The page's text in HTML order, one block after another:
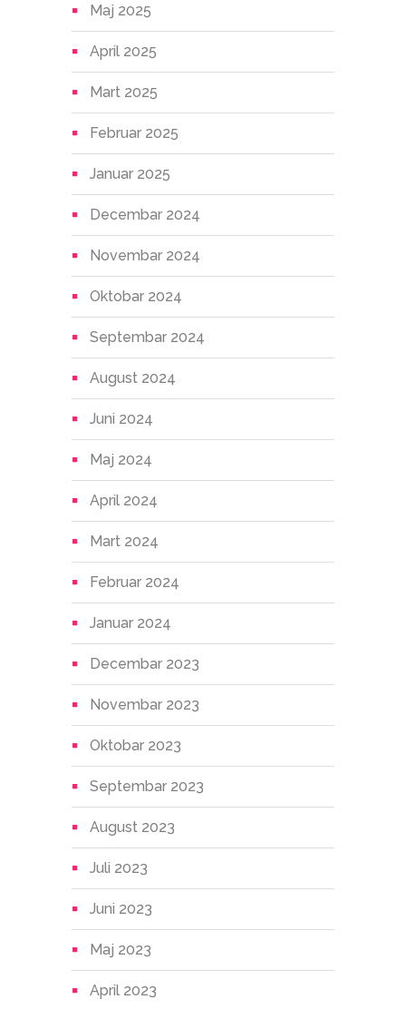
Maj 2025
April 2025
Mart 2025
Februar 2025
Januar 2025
Decembar 2024
Novembar 2024
Oktobar 2024
Septembar 2024
August 2024
Juni 2024
Maj 2024
April 2024
Mart 2024
Februar 2024
Januar 2024
Decembar 2023
Novembar 2023
Oktobar 2023
Septembar 2023
August 2023
Juli 2023
Juni 2023
Maj 2023
April 2023